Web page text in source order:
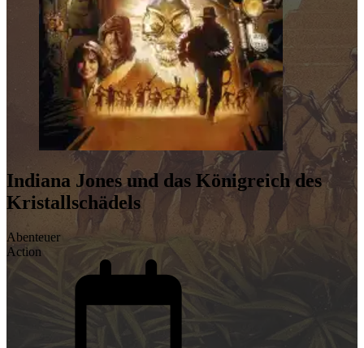
Indiana Jones und das Königreich des
Kristallschädels
Abenteuer
Action